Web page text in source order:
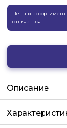
Цены и ассортимент
отличаться
Описание